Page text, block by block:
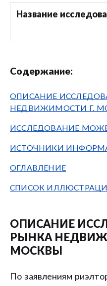
Название
Содержание:
ОПИСАНИЕ
НЕДВИЖИМОСТИ Г.
ИССЛЕДОВАНИЕ
ИСТОЧНИКИ
ОГЛАВЛЕНИЕ
СПИСОК
ОПИСАНИЕ
РЫНКА
МОСКВЫ
По заявлениям